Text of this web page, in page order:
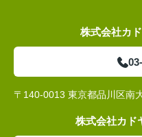
株式会社カ
〒140-0013 東京都品川区南
株式会社カド